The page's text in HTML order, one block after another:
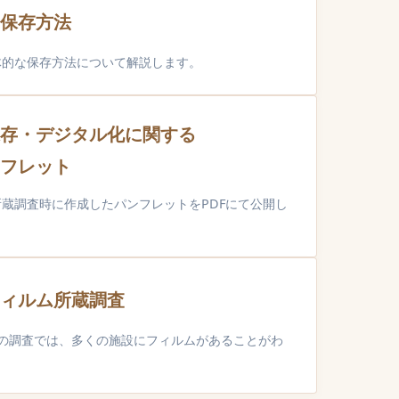
存方法
な保存方法について解説します。
・デジタル化に関する
レット
調査時に作成したパンフレットをPDFにて公開し
ルム所蔵調査
調査では、多くの施設にフィルムがあることがわ